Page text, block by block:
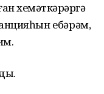
хеҙмәткәрҙәргә
ебәрәм,